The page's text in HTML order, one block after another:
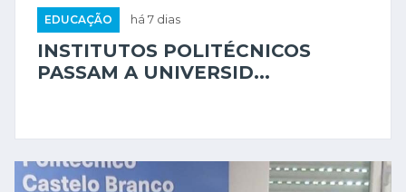
EDUCAÇÃO há 7 dias
INSTITUTOS POLITÉCNICOS
PASSAM A UNIVERSID...